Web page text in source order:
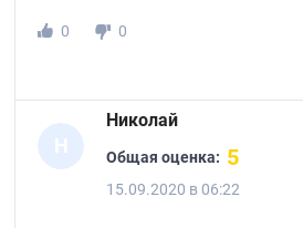
0
0
Н
Николай
Общая оценка: 5
15.09.2020 в 06:22